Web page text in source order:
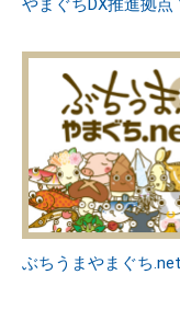
やまぐちDX推進拠点
ぶちうまやまぐち.net